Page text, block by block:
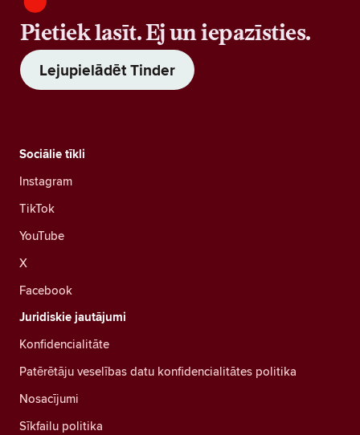
Pietiek lasīt. Ej un iepazīsties.
Lejupielādēt Tinder
Sociālie tīkli
Instagram
TikTok
YouTube
X
Facebook
Juridiskie jautājumi
Konfidencialitāte
Patērētāju veselības datu konfidencialitātes politika
Nosacījumi
Sīkfailu politika